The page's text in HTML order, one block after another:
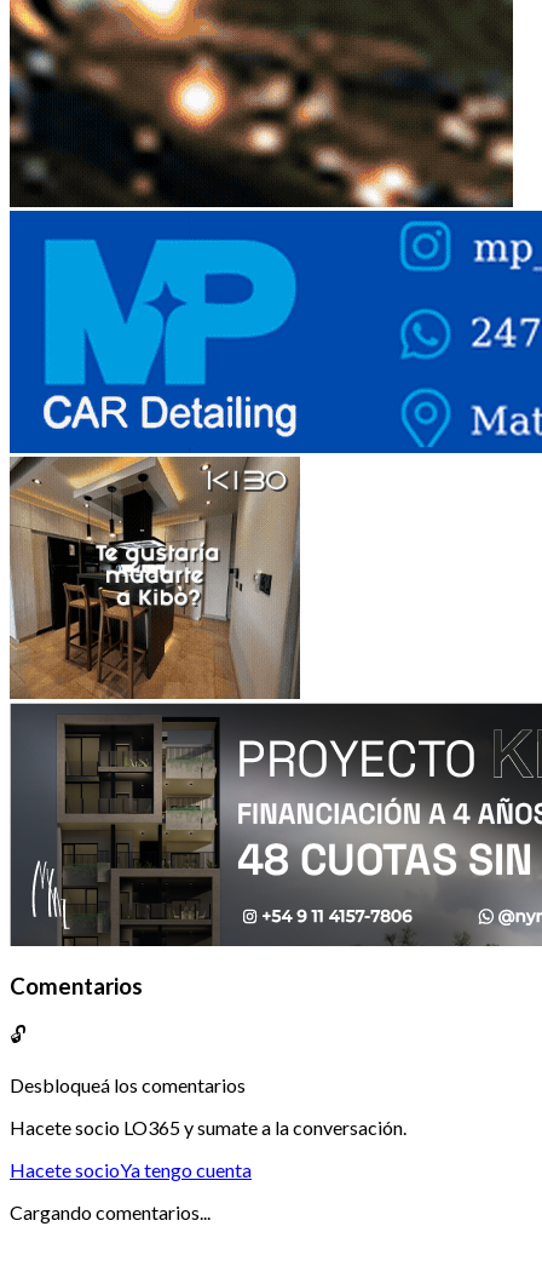
Comentarios
🔓
Desbloqueá los comentarios
Hacete socio LO365 y sumate a la conversación.
Hacete socioYa tengo cuenta
Cargando comentarios...